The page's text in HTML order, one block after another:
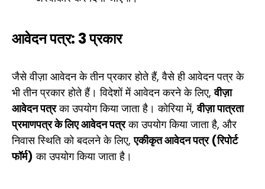
आवेदन पत्र: 3 प्रकार
जैसे वीज़ा आवेदन के तीन प्रकार होते हैं, वैसे ही आवेदन पत्र के
भी तीन प्रकार होते हैं। विदेशों में आवेदन करने के लिए,वीज़ा
आवेदन पत्रका उपयोग किया जाता है। कोरिया में,वीज़ा पात्रता
प्रमाणपत्र के लिए आवेदन पत्रका उपयोग किया जाता है, और
निवास स्थिति को बदलने के लिए,एकीकृत आवेदन पत्र (रिपोर्ट
फॉर्म) का उपयोग किया जाता है।